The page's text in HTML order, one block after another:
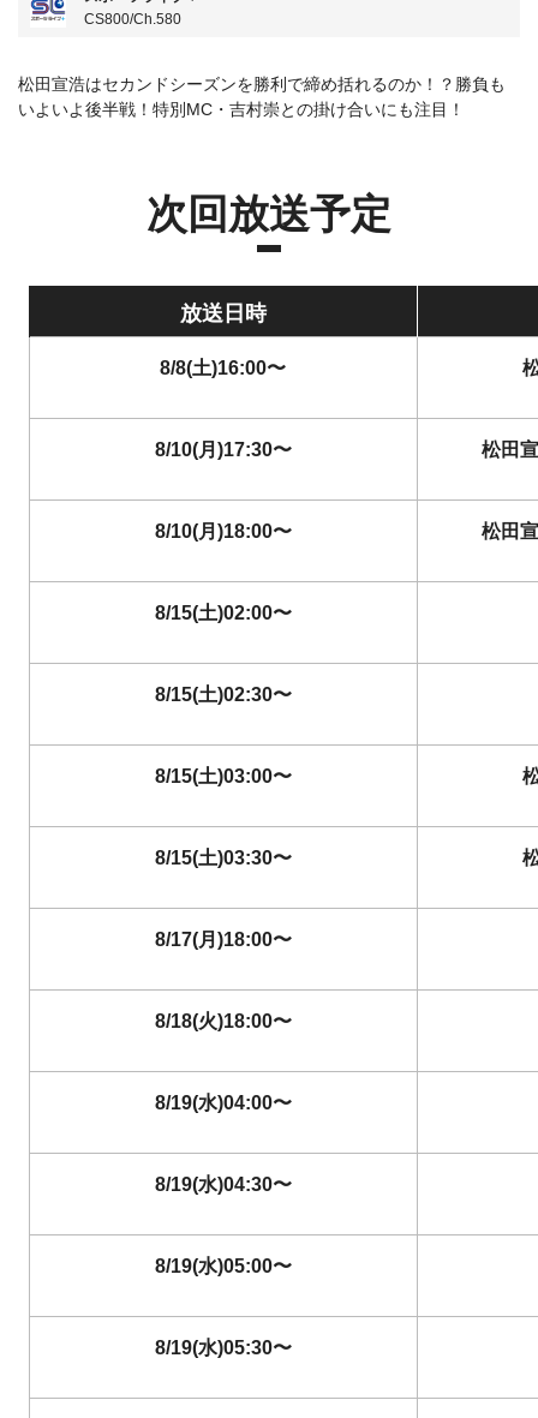
CS800/Ch.580
松田宣浩はセカンドシーズンを勝利で締め括れるのか！？勝負も
いよいよ後半戦！特別MC・吉村崇との掛け合いにも注目！
次回放送予定
放送日時
8/8(土)16:00〜
8/10(月)17:30〜 松田
8/10(月)18:00〜 松田
8/15(土)02:00〜
8/15(土)02:30〜
8/15(土)03:00〜
8/15(土)03:30〜
8/17(月)18:00〜
8/18(火)18:00〜
8/19(水)04:00〜
8/19(水)04:30〜
8/19(水)05:00〜
8/19(水)05:30〜